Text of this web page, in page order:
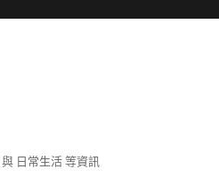
日常生活 等資訊